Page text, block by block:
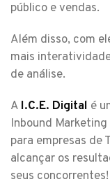
público e vendas.
Além disso, com
mais
de análise.
A I.C.E. Digital é
Inbound
para empresas de
alcançar os
seus concorrentes!